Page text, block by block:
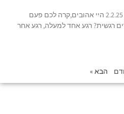
המסר השבועי מפי אייזק ניוטון 2.2.25 היי אהובים,קרה לכם פעם
רגשית? רגע אחד למעלה, רגע אחר
הבא »